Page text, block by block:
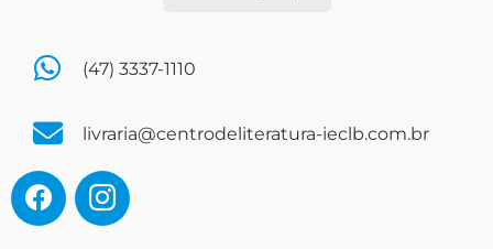
(47) 3337-1110
livraria@centrodeliteratura-ieclb.com.br